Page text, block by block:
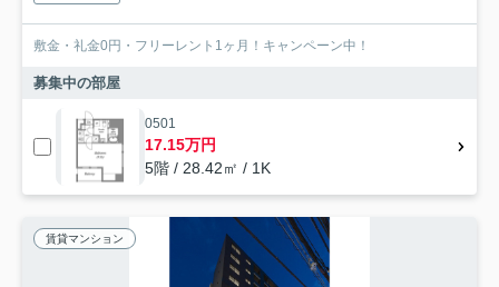
敷金・礼金0円・フリーレント1ヶ月！キャンペーン中！
募集中の部屋
0501
17.15万円
5階 / 28.42㎡ / 1K
賃貸マンション